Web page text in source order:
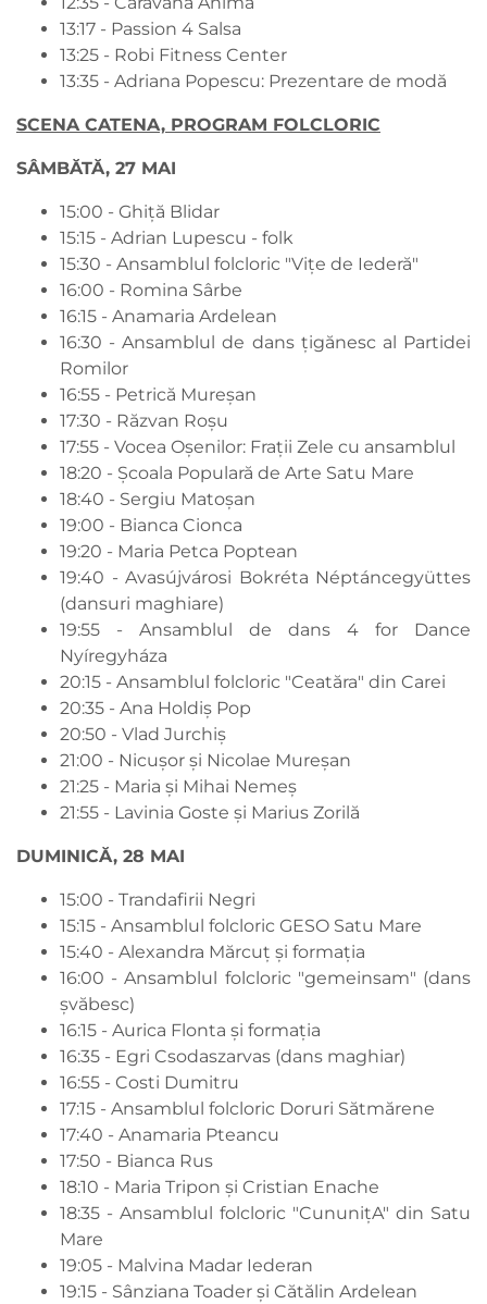
13:17 - Passion 4 Salsa
13:25 - Robi Fitness Center
13:35 - Adriana Popescu: Prezentare de modă
SCENA CATENA, PROGRAM FOLCLORIC
SÂMBĂTĂ, 27 MAI
15:00 - Ghiță Blidar
15:15 - Adrian Lupescu - folk
15:30 - Ansamblul folcloric "Vițe de Iederă"
16:00 - Romina Sârbe
16:15 - Anamaria Ardelean
16:30 - Ansamblul de dans țigănesc al Partidei
Romilor
16:55 - Petrică Mureșan
17:30 - Răzvan Roșu
17:55 - Vocea Oșenilor: Frații Zele cu ansamblul
18:20 - Școala Populară de Arte Satu Mare
18:40 - Sergiu Matoșan
19:00 - Bianca Cionca
19:20 - Maria Petca Poptean
19:40 - Avasújvárosi Bokréta Néptáncegyüttes
(dansuri maghiare)
19:55 - Ansamblul de dans 4 for Dance
Nyíregyháza
20:15 - Ansamblul folcloric "Ceatăra" din Carei
20:35 - Ana Holdiș Pop
20:50 - Vlad Jurchiș
21:00 - Nicușor și Nicolae Mureșan
21:25 - Maria și Mihai Nemeș
21:55 - Lavinia Goste și Marius Zorilă
DUMINICĂ, 28 MAI
15:00 - Trandafirii Negri
15:15 - Ansamblul folcloric GESO Satu Mare
15:40 - Alexandra Mărcuț și formația
16:00 - Ansamblul folcloric "gemeinsam" (dans
șvăbesc)
16:15 - Aurica Flonta și formația
16:35 - Egri Csodaszarvas (dans maghiar)
16:55 - Costi Dumitru
17:15 - Ansamblul folcloric Doruri Sătmărene
17:40 - Anamaria Pteancu
17:50 - Bianca Rus
18:10 - Maria Tripon și Cristian Enache
18:35 - Ansamblul folcloric "CununițA" din Satu
Mare
19:05 - Malvina Madar Iederan
19:15 - Sânziana Toader și Cătălin Ardelean